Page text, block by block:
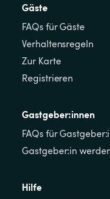
Gäste
FAQs für Gäste
Verhaltensregeln
Zur Karte
Registrieren
Gastgeber:innen
FAQs für
Gastgeber:in
Hilfe